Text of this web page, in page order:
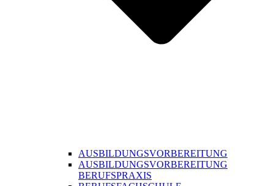
AUSBILDUNGSVORBEREITUNG
AUSBILDUNGSVORBEREITUNG
BERUFSPRAXIS